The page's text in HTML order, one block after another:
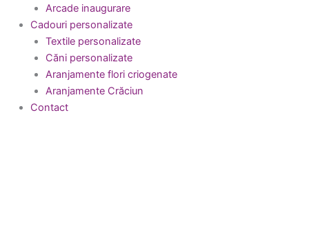
Arcade inaugurare
Cadouri personalizate
Textile personalizate
Căni personalizate
Aranjamente flori criogenate
Aranjamente Crăciun
Contact